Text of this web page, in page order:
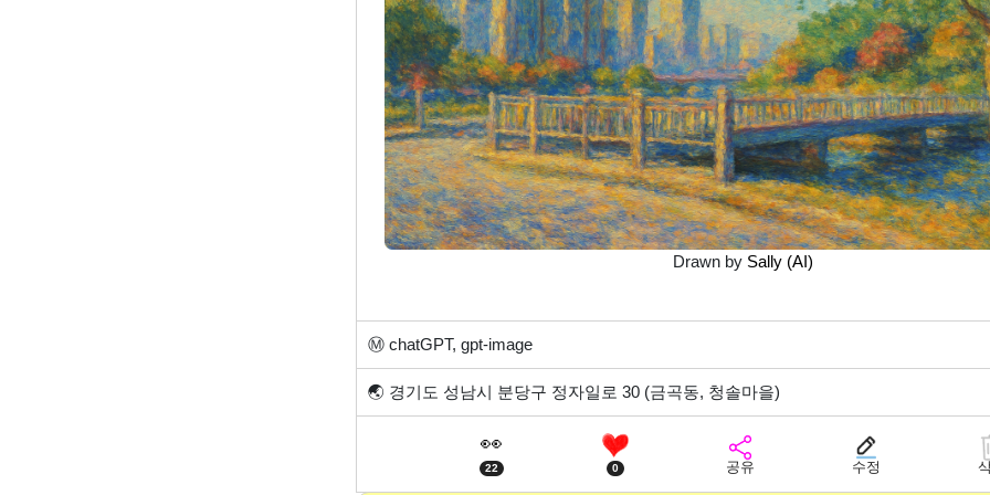
Drawn by Sally (AI)
Ⓜ️ chatGPT, gpt-image
🌏 경기도 성남시 분당구 정자일로 30 (금곡동, 청솔마을)
👀
22 0 공유 수정